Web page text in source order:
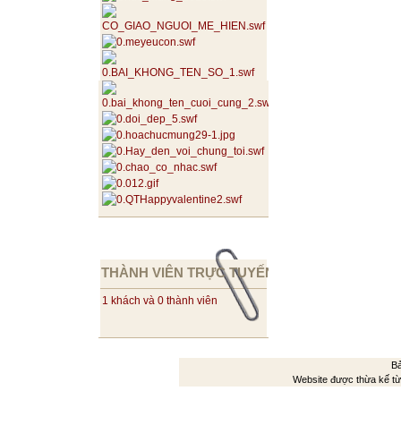
THÀNH VIÊN TRỰC TUYẾN
1 khách và 0 thành viên
Website được thừa kế